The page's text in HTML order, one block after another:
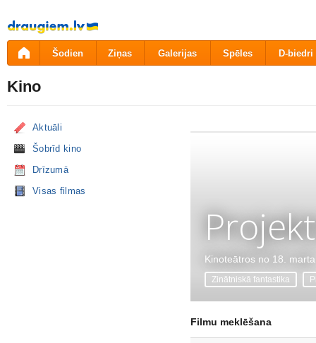
Pāriet
uz
saturu
Šodien Ziņas Galerijas Spēles D-biedri
Kino
Aktuāli
Šobrīd kino
Drīzumā
Visas filmas
Kinoteātros no 18. marta
Zinātniskā fantastika
Filmu meklēšana